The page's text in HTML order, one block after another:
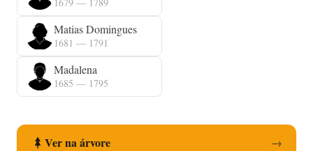
Matias Domingues
1681 — 1791
Madalena
1685 — 1795
Ver na árvore →